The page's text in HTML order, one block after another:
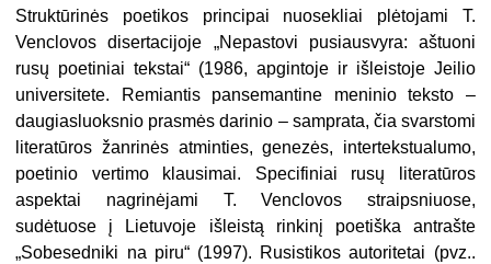
Struktūrinės poetikos principai nuosekliai plėtojami T.
Venclovos disertacijoje „Nepastovi pusiausvyra: aštuoni
rusų poetiniai tekstai“ (1986, apgintoje ir išleistoje Jeilio
universitete. Remiantis pansemantine meninio teksto –
daugiasluoksnio prasmės darinio – samprata, čia svarstomi
literatūros žanrinės atminties, genezės, intertekstualumo,
poetinio vertimo klausimai. Specifiniai rusų literatūros
aspektai nagrinė­jami T. Venclovos straipsniuose,
sudėtuose į Lietuvoje išleistą rinkinį poetiška antrašte
„Sobesedniki na piru“ (1997). Rusistikos autoritetai (pvz..